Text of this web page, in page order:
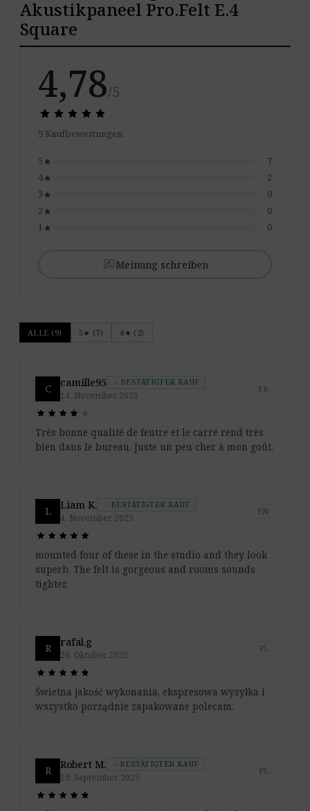
Akustikpaneel Pro.Felt E.4
Square
4,78/5
star star star star star
star star star star star
9 Kaufbewertungen
5 star
7
4 star
2
3 star
0
2 star
0
1 star 0
rate_reviewMeinung schreiben
ALLE (9) 5★ (7) 4★ (2)
C camille95 check BESTÄTIGTER KAUF
14. November 2025
FR
star star star star
star star star star
Très bonne qualité de feutre et le carré rend très
bien dans le bureau. Juste un peu cher à mon goût.
L Liam K. check BESTÄTIGTER KAUF
4. November 2025
EN
star star star star star
star star star star star
mounted four of these in the studio and they look
superb. The felt is gorgeous and rooms sounds
tighter.
R rafal.g
26. Oktober 2025
PL
star star star star star
star star star star star
Świetna jakość wykonania, ekspresowa wysyłka i
wszystko porządnie zapakowane polecam.
R Robert M. check BESTÄTIGTER KAUF
19. September 2025
PL
star star star star star
star star star star star